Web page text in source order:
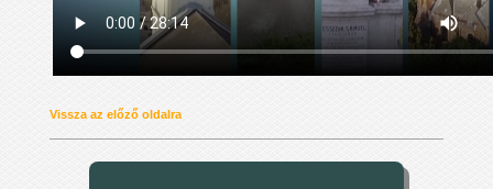
Vissza az előző oldalra